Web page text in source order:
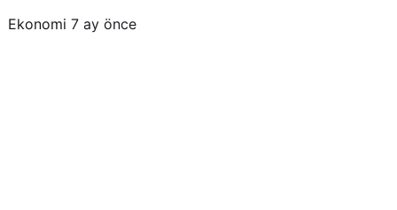
Ekonomi 7 ay önce